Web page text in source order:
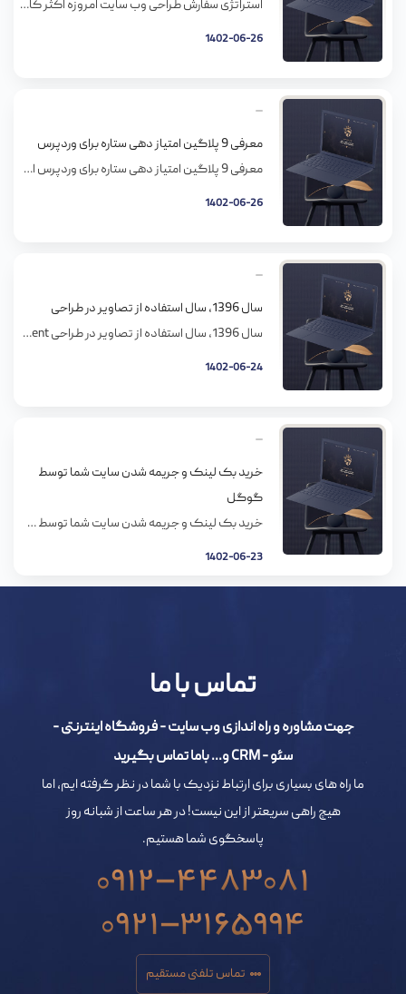
استراتژی سفارش طراحی وب سایت امروزه اکثر کاربران اینترنت می دانند که به علت افزایش تعداد صفحات اینترنتی و وب سایت ها در سراسر دنیا و همچنین در کشور خودمان، تنها داشتن وب سایت دیگر مثل گذشته امتیاز خاصی محسوب نمی شود و آنچه باعث تمایز و برجسته شدن کسب و کار یا موسسه (یا […]
1402-06-26
معرفی 9 پلاگین امتیاز دهی ستاره برای وردپرس
معرفی 9 پلاگین امتیاز دهی ستاره برای وردپرس افزودن امتیازدهی ستاره به سایت شما به مشتریان امکان میده محصولات و خدمات شما رو بررسی کنن، در حالی که اثبات اجتماعی شما رو بهبود می بخشن. در این مقاله، من بهترین پلاگین های رتبه بندی یا همان امتیازدهی ستاره رو برای وردپرس معرفی میکنم، بنابراین می […]
1402-06-26
سال 1396، سال استفاده از تصاویر در طراحی
سال 1396، سال استفاده از تصاویر در طراحی Untitled Document در بین فهرست مدهای طراحی امسال (1396) که طراح های مختلف پیشنهاد داده بودند، یه سری پیش بینی های مشترکی به چشم میخورد، مثلا: استفاده از رنگهای درخشان قالب های جداکننده نمایشگر ظهور تصاویر البته قبلا هم در طراحی وب از تصاویر استفاده شده. سالهای […]
1402-06-24
خرید بک لینک و جریمه شدن سایت شما توسط
گوگل
خرید بک لینک و جریمه شدن سایت شما توسط گوگل آنچه همه متخصصان سئو روی آن اتفاق نظر دارند این است که خرید بک لینک شمشیری دو لبه است؛ از یک‌سو ممکن است باعث جریمه شدن سایت شما توسط گوگل شود و از سوی دیگر می‌توانید از آن برای افزایش رتبه سایت خود استفاده کنید. […]
1402-06-23
تماس با ما
جهت مشاوره و راه اندازی وب سایت - فروشگاه اینترنتی -
سئو - CRM و... باما تماس بگیرید
ما راه های بسیاری برای ارتباط نزدیک با شما در نظر گرفته ایم، اما
هیچ راهی سریعتر از این نیست! در هر ساعت از شبانه روز
پاسخگوی شما هستیم.
0912-4483081
0921-3165994
تماس تلفنی مستقیم